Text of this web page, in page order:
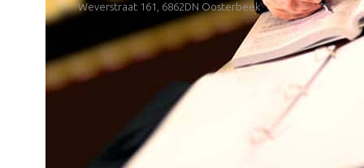
Weverstraat 161, 6862DN Oosterbeek